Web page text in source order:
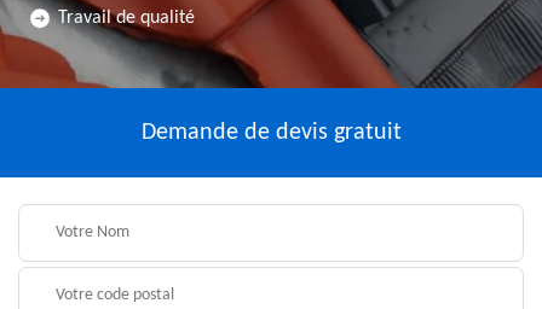
Travail de qualité
Demande de devis gratuit